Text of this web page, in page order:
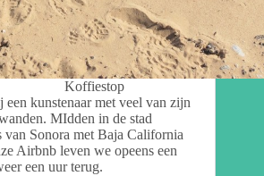
Koffiestop
kunstenaar met veel van zijn
MIdden in de stad
van Sonora met Baja California
Airbnb leven we opeens een
een uur terug.